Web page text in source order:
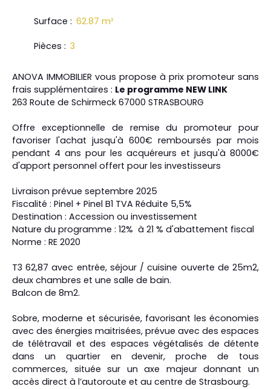
Surface : 62.87 m²
Pièces : 3
ANOVA IMMOBILIER vous propose à prix promoteur sans
frais supplémentaires : Le programme NEW LINK
263 Route de Schirmeck 67000 STRASBOURG
Offre exceptionnelle de remise du promoteur pour
favoriser l'achat jusqu'à 600€ remboursés par mois
pendant 4 ans pour les acquéreurs et jusqu'à 8000€
d'apport personnel offert pour les investisseurs
Livraison prévue septembre 2025
Fiscalité : Pinel + Pinel B1 TVA Réduite 5,5%
Destination : Accession ou investissement
Nature du programme : 12% à 21 % d'abattement fiscal
Norme : RE 2020
T3 62,87 avec entrée, séjour / cuisine ouverte de 25m2,
deux chambres et une salle de bain.
Balcon de 8m2.
Sobre, moderne et sécurisée, favorisant les économies
avec des énergies maitrisées, prévue avec des espaces
de télétravail et des espaces végétalisés de détente
dans un quartier en devenir, proche de tous
commerces, située sur un axe majeur donnant un
accès direct à l’autoroute et au centre de Strasbourg.